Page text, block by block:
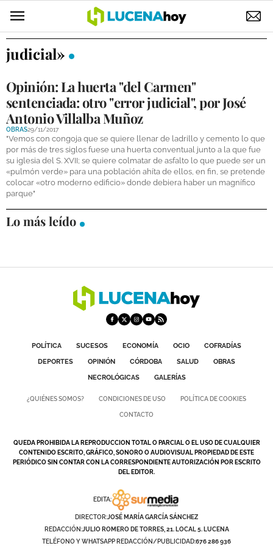
POLÍTICA
ELECCIONES
SUCESOS
ECONOMÍA
DESARROLLO LOCAL
LUCENA EMPRESAS
OCIO
COMPETICIONES
OPINIÓN
SUBBÉTICA HOY
NECROLÓGICAS
judicial»
Opinión: La huerta "del Carmen"
sentenciada: otro "error judicial", por José
Antonio Villalba Muñoz
OBRAS29/11/2017
"Vemos con congoja que se quiere llenar de ladrillo y cemento lo que
por más de tres siglos fuese una huerta conventual junto a la que fue
su iglesia del S. XVII; se quiere colmatar de asfalto lo que puede ser un
«pulmón verde» para una población ahíta de ellos, en fin, se pretende
colocar «otro moderno edificio» donde debiera haber un magnífico
parque"
Lo más leído
POLÍTICA SUCESOS ECONOMÍA OCIO
COFRADÍAS
DEPORTES
OPINIÓN CÓRDOBA SALUD
OBRAS
NECROLÓGICAS
GALERÍAS
¿QUIÉNES SOMOS? CONDICIONES DE USO POLÍTICA DE COOKIES
CONTACTO
QUEDA PROHIBIDA LA REPRODUCCION TOTAL O PARCIAL O EL USO DE CUALQUIER
CONTENIDO ESCRITO, GRÁFICO, SONORO O AUDIOVISUAL PROPIEDAD DE ESTE
PERIÓDICO SIN CONTAR CON LA CORRESPONDIENTE AUTORIZACIÓN POR ESCRITO
DEL EDITOR.
EDITA:
DIRECTOR:JOSÉ MARÍA GARCÍA SÁNCHEZ
REDACCIÓN:JULIO ROMERO DE TORRES, 21. LOCAL 5. LUCENA
TELÉFONO Y WHATSAPP REDACCIÓN/PUBLICIDAD:676 286 936